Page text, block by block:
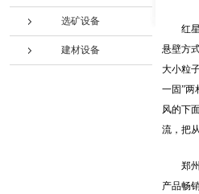
选矿设备
建材设备
红
悬壁方
大小粒
一固”两
风的下
流，把
郑
产品畅